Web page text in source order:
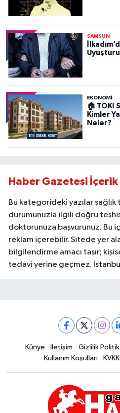
SAMSUN
EKONOMİ
🏠 TOKİ
Kimler
Neler?
Haber Gazetesi İçerik
Bu kategorideki yazılar
durumunuzla ilgili doğru
doktorunuza başvurunuz. Bu
reklam içerebilir. Sitede yer
bilgilendirme amacı taşır;
tedavi yerine geçmez.
Künye İletişim Gizlilik
Kullanım Koşulları